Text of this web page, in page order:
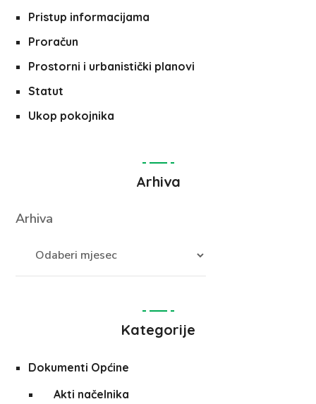
Pristup informacijama
Proračun
Prostorni i urbanistički planovi
Statut
Ukop pokojnika
Arhiva
Arhiva
Kategorije
Dokumenti Općine
Akti načelnika